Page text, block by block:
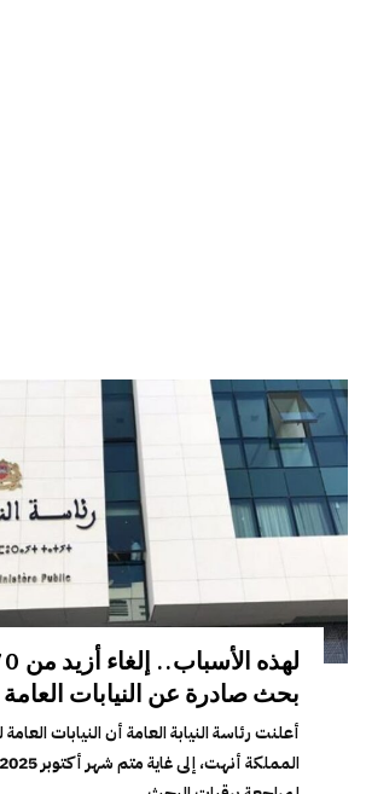
بحث صادرة عن النيابات العامة
أعلنت رئاسة النيابة العامة أن النيابات